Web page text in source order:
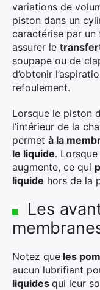
variations de
piston dans un
caractérise par
assurer le
soupape ou de
d’obtenir
refoulement.
Lorsque le piston
l’intérieur de la
permet à la
le liquide.
augmente, ce qui
liquide hors de la
Les
Notez que les
aucun lubrifiant
liquides qui leur